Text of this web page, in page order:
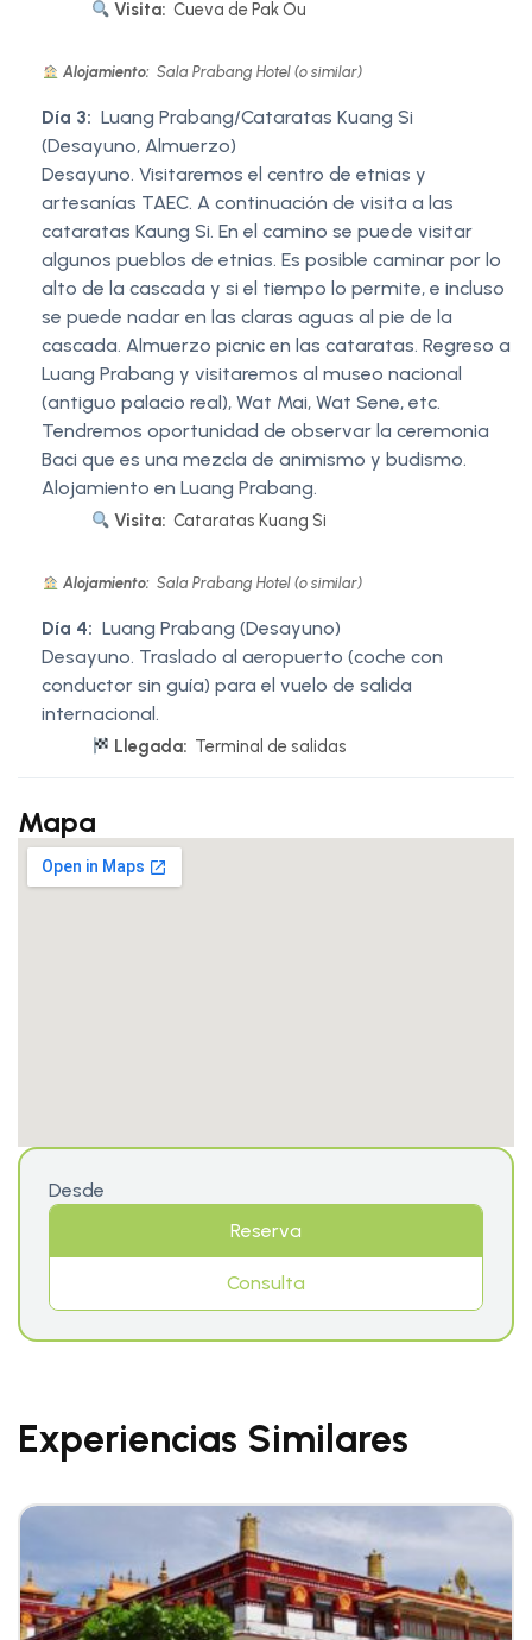
Visita: Cueva de Pak Ou
Alojamiento: Sala Prabang Hotel (o similar)
Día 3: Luang Prabang/Cataratas Kuang Si
(Desayuno, Almuerzo)
Desayuno. Visitaremos el centro de etnias y
artesanías TAEC. A continuación de visita a las
cataratas Kaung Si. En el camino se puede visitar
algunos pueblos de etnias. Es posible caminar por lo
alto de la cascada y si el tiempo lo permite, e incluso
se puede nadar en las claras aguas al pie de la
cascada. Almuerzo picnic en las cataratas. Regreso a
Luang Prabang y visitaremos al museo nacional
(antiguo palacio real), Wat Mai, Wat Sene, etc.
Tendremos oportunidad de observar la ceremonia
Baci que es una mezcla de animismo y budismo.
Alojamiento en Luang Prabang.
Visita: Cataratas Kuang Si
Alojamiento: Sala Prabang Hotel (o similar)
Día 4: Luang Prabang (Desayuno)
Desayuno. Traslado al aeropuerto (coche con
conductor sin guía) para el vuelo de salida
internacional.
Llegada: Terminal de salidas
Mapa
Desde
Reserva
Consulta
Experiencias Similares